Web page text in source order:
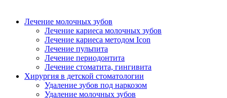
Лечение молочных зубов
Лечение кариеса молочных зубов
Лечение кариеса методом Icon
Лечение пульпита
Лечение периодонтита
Лечение стоматита, гингивита
Хирургия в детской стоматологии
Удаление зубов под наркозом
Удаление молочных зубов